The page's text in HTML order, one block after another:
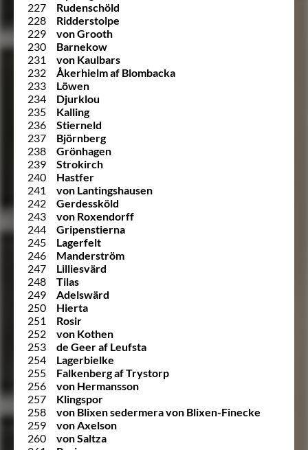
227
Rudenschöld
228
Ridderstolpe
229
von Grooth
230
Barnekow
231
von Kaulbars
232
Åkerhielm af Blombacka
233
Löwen
234
Djurklou
235
Kalling
236
Stierneld
237
Björnberg
238
Grönhagen
239
Strokirch
240
Hastfer
241
von Lantingshausen
242
Gerdessköld
243
von Roxendorff
244
Gripenstierna
245
Lagerfelt
246
Manderström
247
Lilliesvärd
248
Tilas
249
Adelswärd
250
Hierta
251
Rosir
252
von Kothen
253
de Geer af Leufsta
254
Lagerbielke
255
Falkenberg af Trystorp
256
von Hermansson
257
Klingspor
258
von Blixen sedermera von Blixen-Finecke
259
von Axelson
260
von Saltza